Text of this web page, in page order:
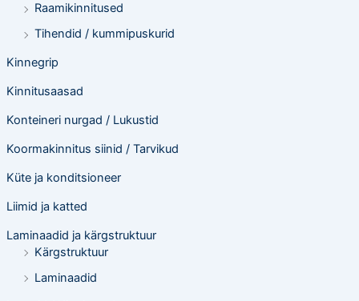
Raamikinnitused
Tihendid / kummipuskurid
Kinnegrip
Kinnitusaasad
Konteineri nurgad / Lukustid
Koormakinnitus siinid / Tarvikud
Küte ja konditsioneer
Liimid ja katted
Laminaadid ja kärgstruktuur
Kärgstruktuur
Laminaadid